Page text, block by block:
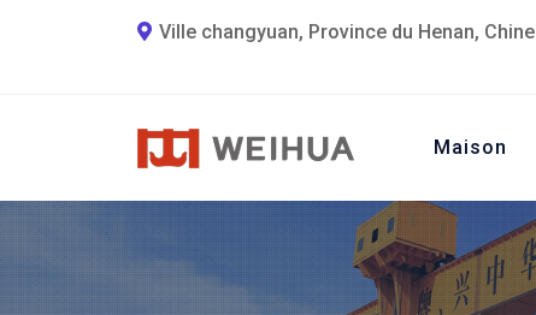
Ville changyuan, Province du Henan, Chine
Maison